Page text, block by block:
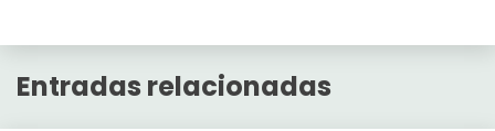
Entradas relacionadas